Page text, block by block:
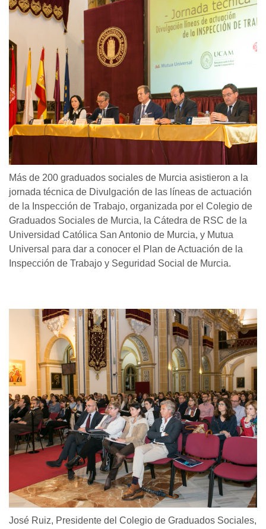
Más de 200 graduados sociales de Murcia asistieron a la
jornada técnica de Divulgación de las líneas de actuación
de la Inspección de Trabajo, organizada por el Colegio de
Graduados Sociales de Murcia, la Cátedra de RSC de la
Universidad Católica San Antonio de Murcia, y Mutua
Universal para dar a conocer el Plan de Actuación de la
Inspección de Trabajo y Seguridad Social de Murcia.
José Ruiz, Presidente del Colegio de Graduados Sociales,